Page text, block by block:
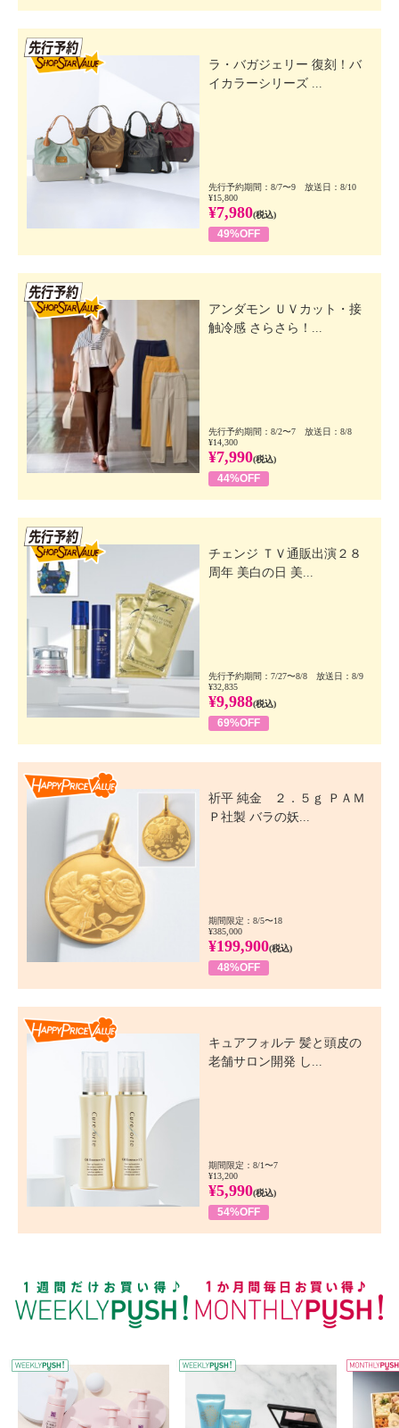
ラ・バガジェリー 復刻！バ
イカラーシリーズ ...
先行予約期間：8/7〜9 放送日：8/10
¥15,800
¥7,980(税込)
49%OFF
アンダモン ＵＶカット・接
触冷感 さらさら！...
先行予約期間：8/2〜7 放送日：8/8
¥14,300
¥7,990(税込)
44%OFF
チェンジ ＴＶ通販出演２８
周年 美白の日 美...
先行予約期間：7/27〜8/8 放送日：8/9
¥32,835
¥9,988(税込)
69%OFF
祈平 純金 ２．５ｇ ＰＡＭ
Ｐ社製 バラの妖...
期間限定：8/5〜18
¥385,000
¥199,900(税込)
48%OFF
キュアフォルテ 髪と頭皮の
老舗サロン開発 し...
期間限定：8/1〜7
¥13,200
¥5,990(税込)
54%OFF
WEEKLY PUSH